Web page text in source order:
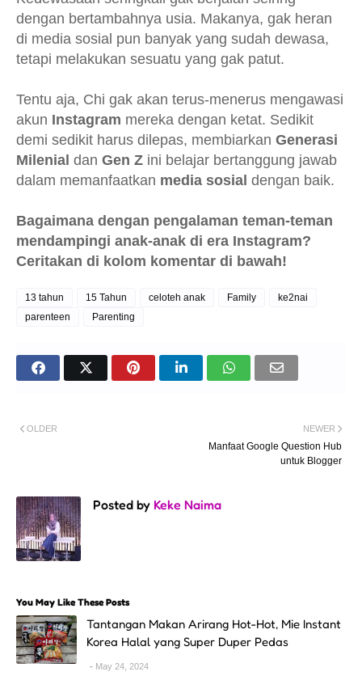
dengan bertambahnya usia. Makanya, gak heran
di media sosial pun banyak yang sudah dewasa,
tetapi melakukan sesuatu yang gak patut.
Tentu aja, Chi gak akan terus-menerus mengawasi
akun Instagram mereka dengan ketat. Sedikit
demi sedikit harus dilepas, membiarkan Generasi
Milenial dan Gen Z ini belajar bertanggung jawab
dalam memanfaatkan media sosial dengan baik.
Bagaimana dengan pengalaman teman-teman
mendampingi anak-anak di era Instagram?
Ceritakan di kolom komentar di bawah!
13 tahun 15 Tahun celoteh anak Family
ke2nai
parenteen
Parenting
NEWER
Manfaat Google Question Hub
untuk Blogger
OLDER
Posted by Keke Naima
You May Like These Posts
Tantangan Makan Arirang Hot-Hot, Mie Instant
Korea Halal yang Super Duper Pedas
May 24, 2024